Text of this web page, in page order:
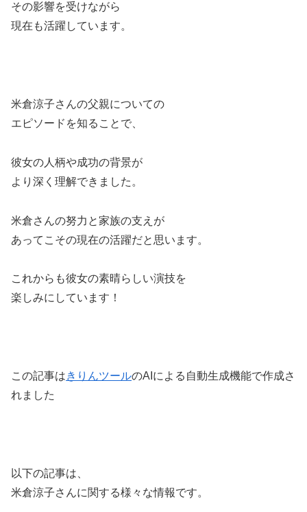
その影響を受けながら
現在も活躍しています。
米倉涼子さんの父親についての
エピソードを知ることで、
彼女の人柄や成功の背景が
より深く理解できました。
米倉さんの努力と家族の支えが
あってこその現在の活躍だと思います。
これからも彼女の素晴らしい演技を
楽しみにしています！
この記事はきりんツールのAIによる自動生成機能で作成さ
れました
以下の記事は、
米倉涼子さんに関する様々な情報です。